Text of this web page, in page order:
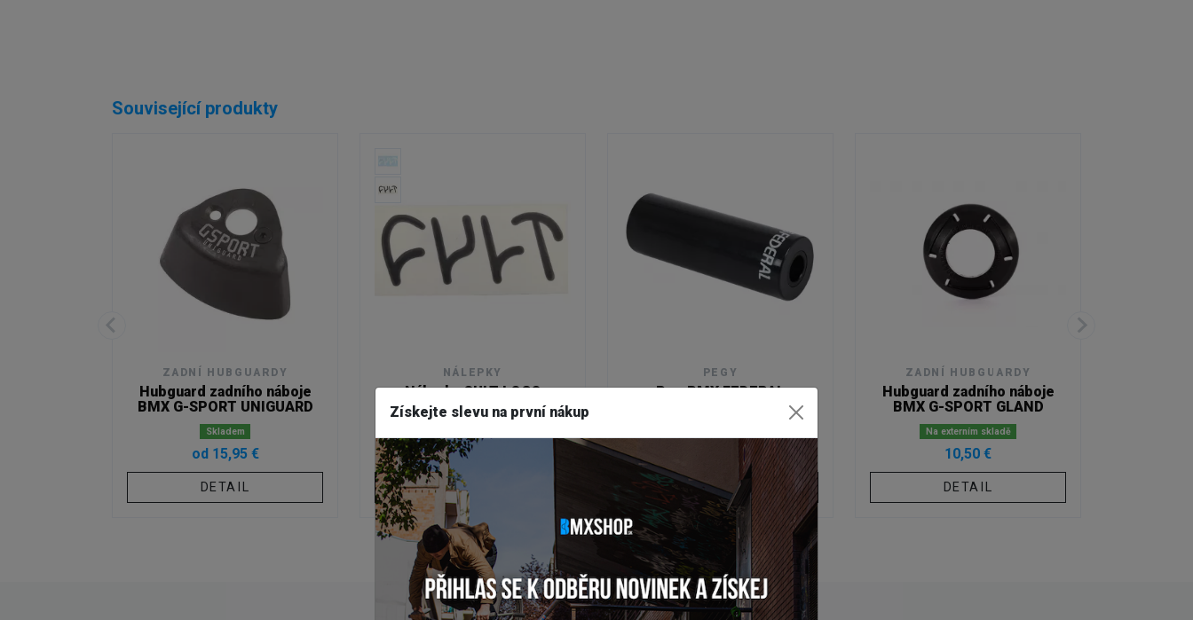
Související produkty
ZADNÍ HUBGUARDY
Hubguard zadního náboje
BMX G-SPORT UNIGUARD
Skladem
od 15,95 €
DETAIL
NÁLEPKY
Nálepka CULT LOGO
1,50 €
DETAIL
PEGY
Peg BMX FEDERAL
23,95 €
DETAIL
ZADNÍ HUBGUARDY
Hubguard zadního náboje
BMX G-SPORT GLAND
Na externím skladě
10,50 €
DETAIL
Získejte slevu na první nákup